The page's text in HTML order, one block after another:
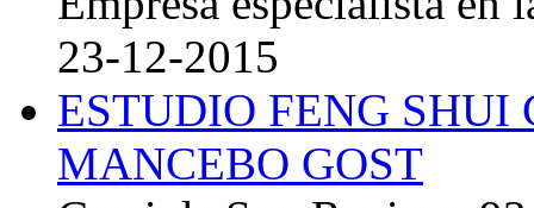
23-12-2015
ESTUDIO FENG
MANCEBO GOST